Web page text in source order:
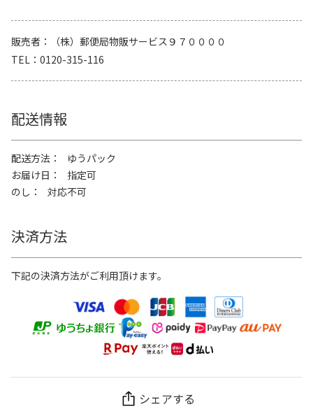
販売者
（株）郵便局物販サービス９７００００
TEL
0120-315-116
配送情報
配送方法
ゆうパック
お届け日
指定可
のし
対応不可
決済方法
下記の決済方法がご利用頂けます。
シェアする